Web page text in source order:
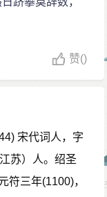
赞()
宋代词人，字
苏）人。绍圣
符三年(1100)，